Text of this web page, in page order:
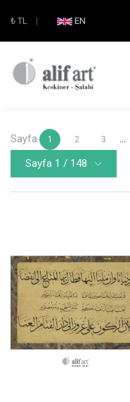
₺ TL | EN
Sayfa 1 2 3
Sayfa 1 / 148